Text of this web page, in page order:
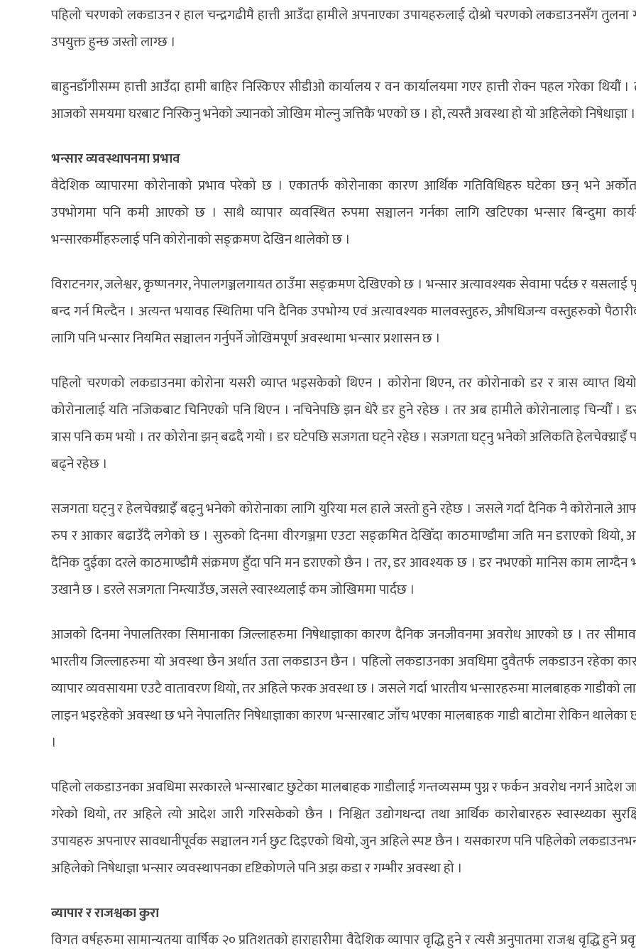
पहिलो चरणको लकडाउन र हाल चन्द्रगढीमै हात्ती आउँदा हामीले अपनाएका उपायहरुलाई दोश्रो चरणको लकडाउनसँग तुलना
उपयुक्त हुन्छ जस्तो लाग्छ ।
बाहुनडाँगीसम्म हात्ती आउँदा हामी बाहिर निस्किएर सीडीओ कार्यालय र वन कार्यालयमा गएर हात्ती रोक्न पहल गरेका थियौं ।
आजको समयमा घरबाट निस्किनु भनेको ज्यानको जोखिम मोल्नु जत्तिकै भएको छ । हो, त्यस्तै अवस्था हो यो अहिलेको निषेधाज्ञा ।
भन्सार व्यवस्थापनमा प्रभाव
वैदेशिक व्यापारमा कोरोनाको प्रभाव परेको छ । एकातर्फ कोरोनाका कारण आर्थिक गतिविधिहरु घटेका छन् भने
उपभोगमा पनि कमी आएको छ । साथै व्यापार व्यवस्थित रुपमा सञ्चालन गर्नका लागि खटिएका भन्सार बिन्दुमा
भन्सारकर्मीहरुलाई पनि कोरोनाको सङ्क्रमण देखिन थालेको छ ।
विराटनगर, जलेश्वर, कृष्णनगर, नेपालगञ्जलगायत ठाउँमा सङ्क्रमण देखिएको छ । भन्सार अत्यावश्यक सेवामा पर्दछ र यसलाई
बन्द गर्न मिल्दैन । अत्यन्त भयावह स्थितिमा पनि दैनिक उपभोग्य एवं अत्यावश्यक मालवस्तुहरु, औषधिजन्य वस्तुहरुको
लागि पनि भन्सार नियमित सञ्चालन गर्नुपर्ने जोखिमपूर्ण अवस्थामा भन्सार प्रशासन छ ।
पहिलो चरणको लकडाउनमा कोरोना यसरी व्याप्त भइसकेको थिएन । कोरोना थिएन, तर कोरोनाको डर र त्रास व्याप्त
कोरोनालाई यति नजिकबाट चिनिएको पनि थिएन । नचिनेपछि झन धेरै डर हुने रहेछ । तर अब हामीले कोरोनालाइ चिन्यौँ ।
त्रास पनि कम भयो । तर कोरोना झन् बढदै गयो । डर घटेपछि सजगता घट्ने रहेछ । सजगता घट्नु भनेको अलिकति हेलचेक्य्राइँ
बढ्ने रहेछ ।
सजगता घट्नु र हेलचेक्य्राइँ बढ्नु भनेको कोरोनाका लागि युरिया मल हाले जस्तो हुने रहेछ । जसले गर्दा दैनिक नै कोरोनाले
रुप र आकार बढाउँदै लगेको छ । सुरुको दिनमा वीरगञ्जमा एउटा सङ्क्रमित देखिँदा काठमाण्डौमा जति मन डराएको थियो,
दैनिक दुईका दरले काठमाण्डौमै संक्रमण हुँदा पनि मन डराएको छैन । तर, डर आवश्यक छ । डर नभएको मानिस काम लाग्दैन
उखानै छ । डरले सजगता निम्त्याउँछ, जसले स्वास्थ्यलाई कम जोखिममा पार्दछ ।
आजको दिनमा नेपालतिरका सिमानाका जिल्लाहरुमा निषेधाज्ञाका कारण दैनिक जनजीवनमा अवरोध आएको छ । तर
भारतीय जिल्लाहरुमा यो अवस्था छैन अर्थात उता लकडाउन छैन । पहिलो लकडाउनका अवधिमा दुवैतर्फ लकडाउन रहेका
व्यापार व्यवसायमा एउटै वातावरण थियो, तर अहिले फरक अवस्था छ । जसले गर्दा भारतीय भन्सारहरुमा मालबाहक गाडीको
लाइन भइरहेको अवस्था छ भने नेपालतिर निषेधाज्ञाका कारण भन्सारबाट जाँच भएका मालबाहक गाडी बाटोमा रोकिन थालेका
।
पहिलो लकडाउनका अवधिमा सरकारले भन्सारबाट छुटेका मालबाहक गाडीलाई गन्तव्यसम्म पुग्न र फर्कन अवरोध नगर्न आदेश
गरेको थियो, तर अहिले त्यो आदेश जारी गरिसकेको छैन । निश्चित उद्योगधन्दा तथा आर्थिक कारोबारहरु स्वास्थ्यका
उपायहरु अपनाएर सावधानीपूर्वक सञ्चालन गर्न छुट दिइएको थियो, जुन अहिले स्पष्ट छैन । यसकारण पनि पहिलेको
अहिलेको निषेधाज्ञा भन्सार व्यवस्थापनका दृष्टिकोणले पनि अझ कडा र गम्भीर अवस्था हो ।
व्यापार र राजश्वका कुरा
विगत वर्षहरुमा सामान्यतया वार्षिक २० प्रतिशतको हाराहारीमा वैदेशिक व्यापार वृद्धि हुने र त्यसै अनुपातमा राजश्व वृद्धि हुने